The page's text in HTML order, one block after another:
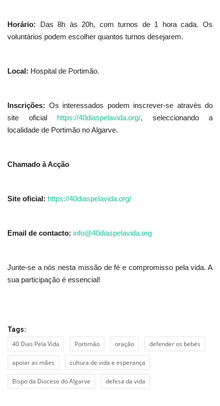
Horário: Das 8h às 20h, com turnos de 1 hora cada. Os
voluntários podem escolher quantos turnos desejarem.
Local: Hospital de Portimão.
Inscrições: Os interessados podem inscrever-se através do
site oficial https://40diaspelavida.org/, seleccionando a
localidade de Portimão no Algarve.
Chamado à Acção
Site oficial: https://40diaspelavida.org/
Email de contacto: info@40diaspelavida.org
Junte-se a nós nesta missão de fé e compromisso pela vida. A
sua participação é essencial!
Tags:
40 Dias Pela Vida Portimão oração defender os bebés
apoiar as mães cultura de vida e esperança
Bispo da Diocese do Algarve defesa da vida